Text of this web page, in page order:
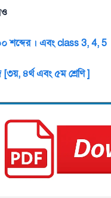
শব্দের । এবং class 3, 4, 5
৪র্থ এবং ৫ম শ্রেণি ]